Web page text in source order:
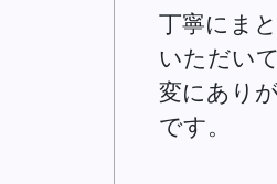
丁寧にま
いただい
変にあり
です。